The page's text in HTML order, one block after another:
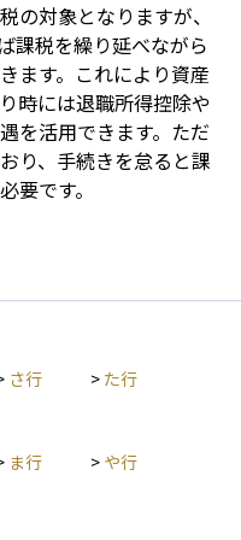
の対象となりますが、
課税を繰り延べながら
ます。これにより資産
時には退職所得控除や
を活用できます。ただ
り、手続きを怠ると課
要です。
さ行 > た行
ま行 > や行